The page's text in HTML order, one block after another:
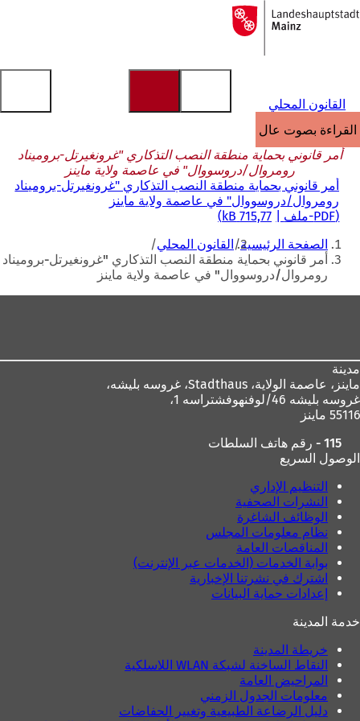
الانتقال إلى المحتوى
إلى
الصفحة
القانون المحلي
القراءة بصوت عالٍ
أمر قانوني بحماية منطقة النصب التذكاري "غرونغيرتل-بروميناد
رومروال/دروسووال" في عاصمة ولاية ماينز
أمر قانوني بحماية منطقة النصب التذكاري "غرونغيرتل-بروميناد
رومروال/دروسووال" في عاصمة ولاية ماينز
PDF-ملف 715,77 kB
أنت
هنا
الصفحة الرئيسية القانون المحلي
أمر قانوني بحماية منطقة النصب التذكاري "غرونغيرتل-بروميناد
رومروال/دروسووال" في عاصمة ولاية ماينز
مدينة
ماينز، عاصمة الولاية،
غروسه بليشه 46/لوفنهوفشتراسه 1،
55116 ماينز
115 - رقم هاتف السلطات
الوصول السريع
التنظيم الإداري
النشرات الصحفية
الوظائف الشاغرة
نظام معلومات المجلس
المناقصات العامة
بوابة الخدمات (الخدمات عبر الإنترنت)
اشترك في نشرتنا الإخبارية
إعدادات حماية البيانات
خدمة المدينة
خريطة المدينة
النقاط الساخنة لشبكة WLAN اللاسلكية
المراحيض العامة
معلومات الجدول الزمني
دليل الرضاعة الطبيعية وتغيير الحفاضات